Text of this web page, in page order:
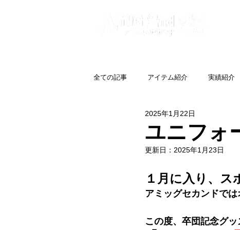
全ての記事 アイテム紹介 実績紹介
ユニフォ
2025年1月22日
更新日： 2025年1月23日
１月に入り、ス
アミッグセカンドで
この度、卒団記念グッ